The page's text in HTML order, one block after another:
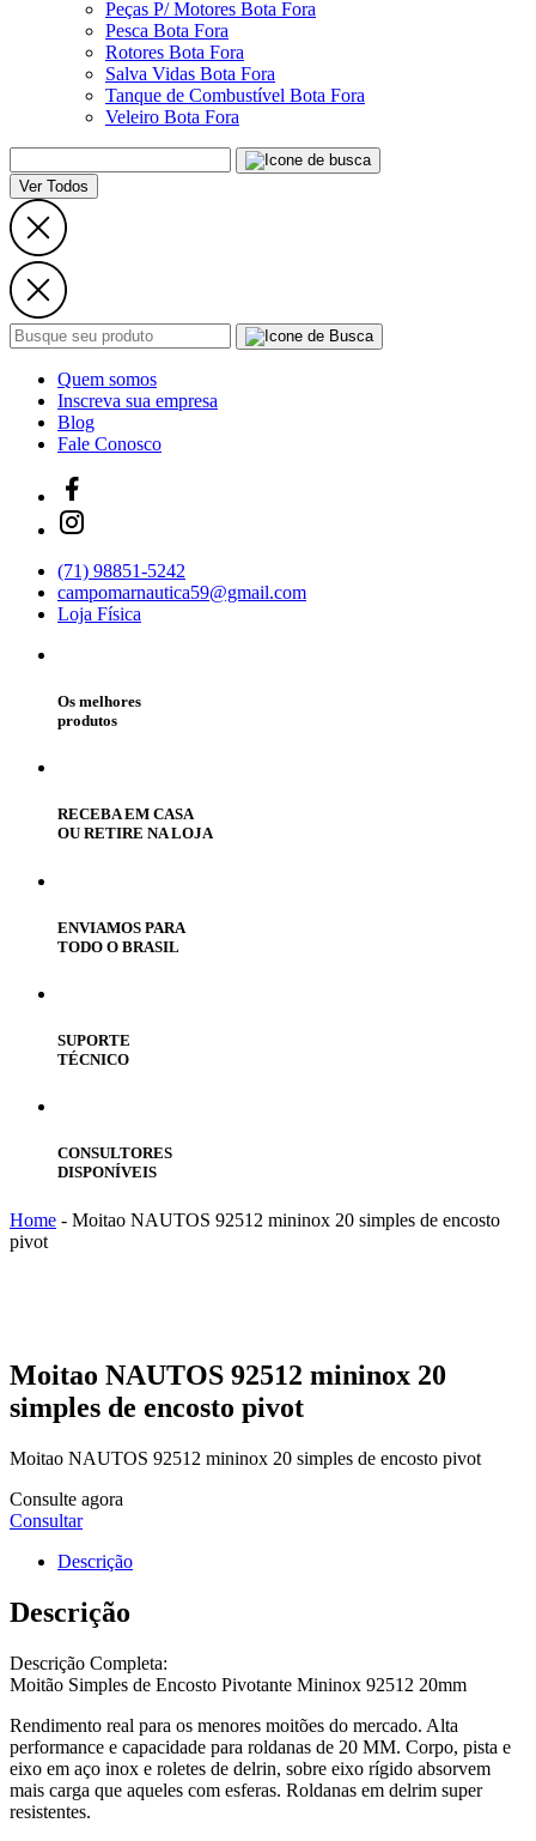
Peças P/ Motores Bota Fora
Pesca Bota Fora
Rotores Bota Fora
Salva Vidas Bota Fora
Tanque de Combustível Bota Fora
Veleiro Bota Fora
Ver Todos
Quem somos
Inscreva sua empresa
Blog
Fale Conosco
(71) 98851-5242
campomarnautica59@gmail.com
Loja Física
Os melhores
produtos
RECEBA EM CASA
OU RETIRE NA LOJA
ENVIAMOS PARA
TODO O BRASIL
SUPORTE
TÉCNICO
CONSULTORES
DISPONÍVEIS
Home - Moitao NAUTOS 92512 mininox 20 simples de encosto
pivot
Moitao NAUTOS 92512 mininox 20
simples de encosto pivot
Moitao NAUTOS 92512 mininox 20 simples de encosto pivot
Consulte agora
Consultar
Descrição
Descrição
Descrição Completa:
Moitão Simples de Encosto Pivotante Mininox 92512 20mm
Rendimento real para os menores moitões do mercado. Alta
performance e capacidade para roldanas de 20 MM. Corpo, pista e
eixo em aço inox e roletes de delrin, sobre eixo rígido absorvem
mais carga que aqueles com esferas. Roldanas em delrim super
resistentes.